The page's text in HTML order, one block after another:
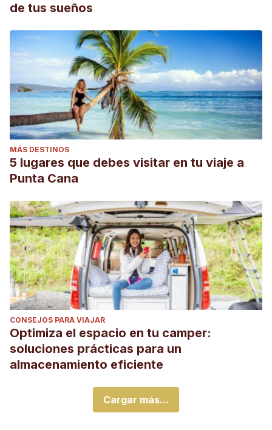
de tus sueños
MÁS DESTINOS
5 lugares que debes visitar en tu viaje a
Punta Cana
CONSEJOS PARA VIAJAR
Optimiza el espacio en tu camper:
soluciones prácticas para un
almacenamiento eficiente
Cargar más...